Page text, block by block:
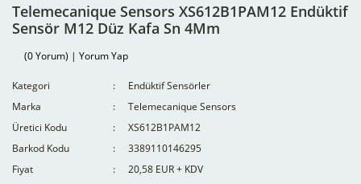
Telemecanique Sensors XS612B1PAM12 Endüktif
Sensör M12 Düz Kafa Sn 4Mm
(0 Yorum) | Yorum Yap
Kategori
Endüktif Sensörler
Marka
Telemecanique Sensors
Üretici Kodu
XS612B1PAM12
Barkod Kodu
3389110146295
Fiyat
20,58 EUR + KDV